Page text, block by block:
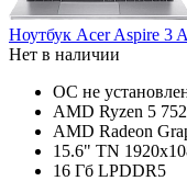
Ноутбук Acer Aspire 3
Нет в наличии
ОС не
AMD Ryzen 5
AMD Radeon
15.6" TN
16 Гб LPDDR5